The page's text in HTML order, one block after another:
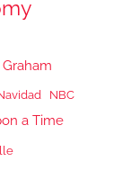
NBC
a Time